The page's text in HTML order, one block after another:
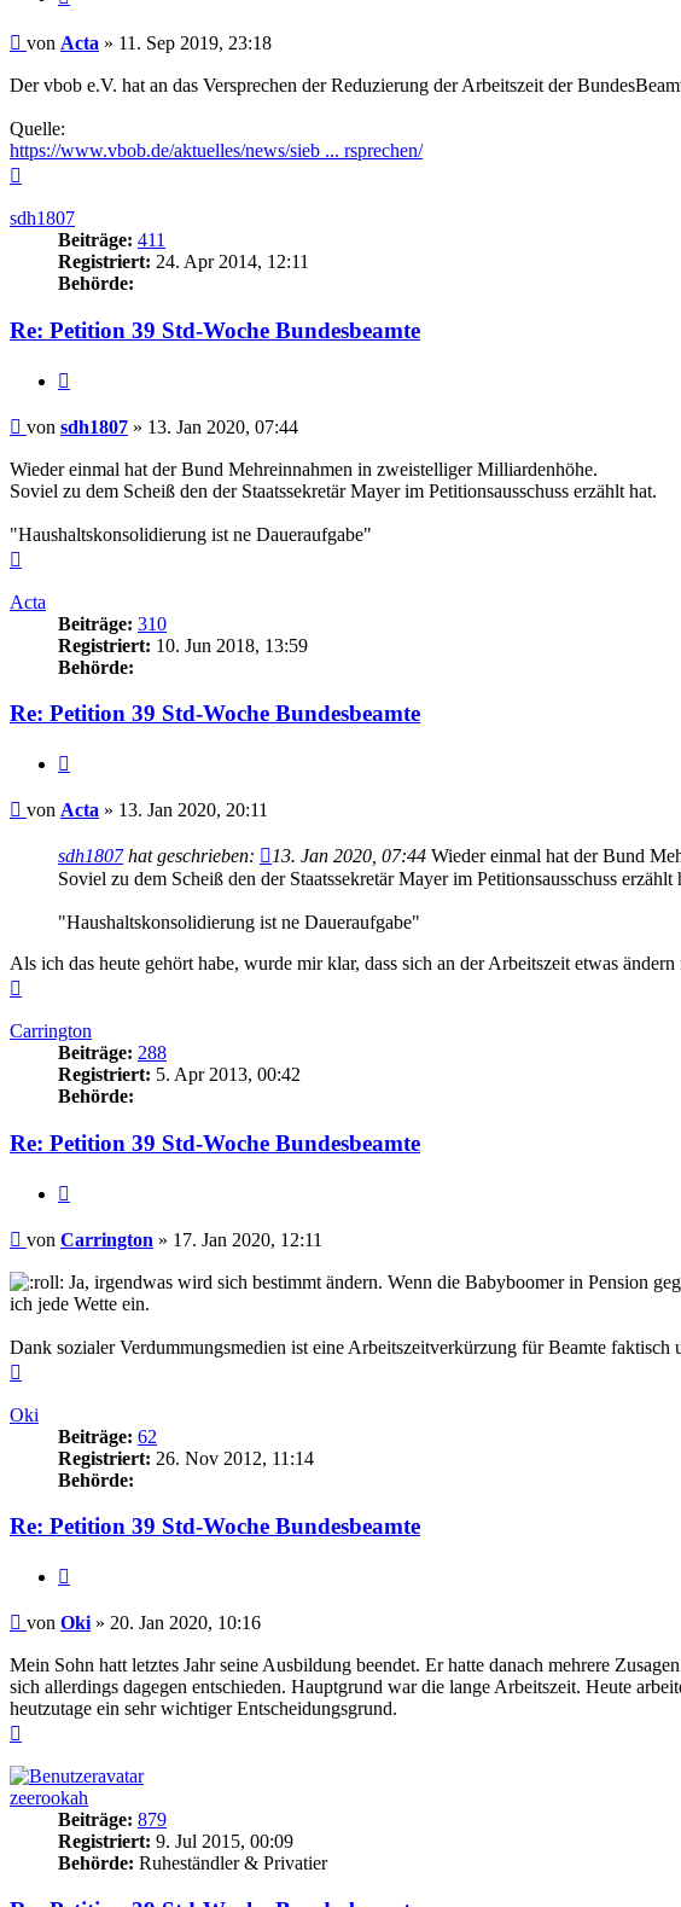
Beitrag
von Acta » 11. Sep 2019, 23:18
Der vbob e.V. hat an das Versprechen der Reduzierung der Arbeitszeit der
Quelle:
https://www.vbob.de/aktuelles/news/sieb ... rsprechen/
sdh1807
Beiträge: 411
Registriert: 24. Apr 2014, 12:11
Behörde:
Re: Petition 39 Std-Woche Bundesbeamte
Beitrag
von sdh1807 » 13. Jan 2020, 07:44
Wieder einmal hat der Bund Mehreinnahmen in zweistelliger Milliardenhöhe.
Soviel zu dem Scheiß den der Staatssekretär Mayer im Petitionsausschuss erzählt hat.
"Haushaltskonsolidierung ist ne Daueraufgabe"
Acta
Beiträge: 310
Registriert: 10. Jun 2018, 13:59
Behörde:
Re: Petition 39 Std-Woche Bundesbeamte
Beitrag
von Acta » 13. Jan 2020, 20:11
sdh1807hat geschrieben: 13. Jan 2020, 07:44 Wieder einmal hat der Bund
Soviel zu dem Scheiß den der Staatssekretär Mayer im Petitionsausschuss erzählt
"Haushaltskonsolidierung ist ne Daueraufgabe"
Als ich das heute gehört habe, wurde mir klar, dass sich an der Arbeitszeit etwas ändern
Carrington
Beiträge: 288
Registriert: 5. Apr 2013, 00:42
Behörde:
Re: Petition 39 Std-Woche Bundesbeamte
Beitrag
von Carrington » 17. Jan 2020, 12:11
Ja, irgendwas wird sich bestimmt ändern. Wenn die Babyboomer in Pension
ich jede Wette ein.
Dank sozialer Verdummungsmedien ist eine Arbeitszeitverkürzung für Beamte faktisch
Oki
Beiträge: 62
Registriert: 26. Nov 2012, 11:14
Behörde:
Re: Petition 39 Std-Woche Bundesbeamte
Beitrag
von Oki » 20. Jan 2020, 10:16
Mein Sohn hatt letztes Jahr seine Ausbildung beendet. Er hatte danach mehrere
sich allerdings dagegen entschieden. Hauptgrund war die lange Arbeitszeit. Heute
heutzutage ein sehr wichtiger Entscheidungsgrund.
zeerookah
Beiträge: 879
Registriert: 9. Jul 2015, 00:09
Behörde: Ruheständler & Privatier